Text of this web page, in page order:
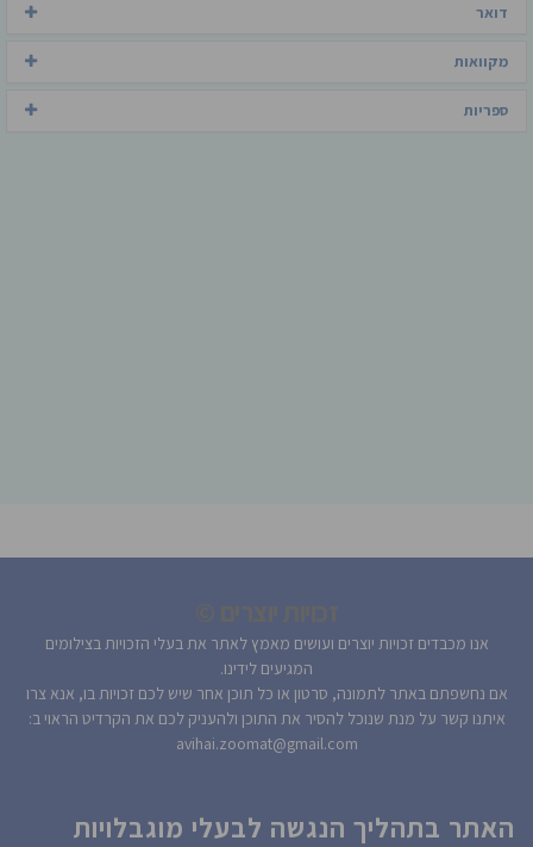
דואר
מקוואות
ספריות
אנו מכבדים זכויות יוצרים ועושים מאמץ לאתר את בעלי הזכויות בצילומים
המגיעים לידינו.
אם נחשפתם באתר לתמונה, סרטון או כל תוכן אחר שיש לכם זכויות בו, אנא צרו
איתנו קשר על מנת שנוכל להסיר את התוכן ולהעניק לכם את הקרדיט הראוי ב:
avihai.zoomat@gmail.com
האתר בתהליך הנגשה לבעלי מוגבלויות